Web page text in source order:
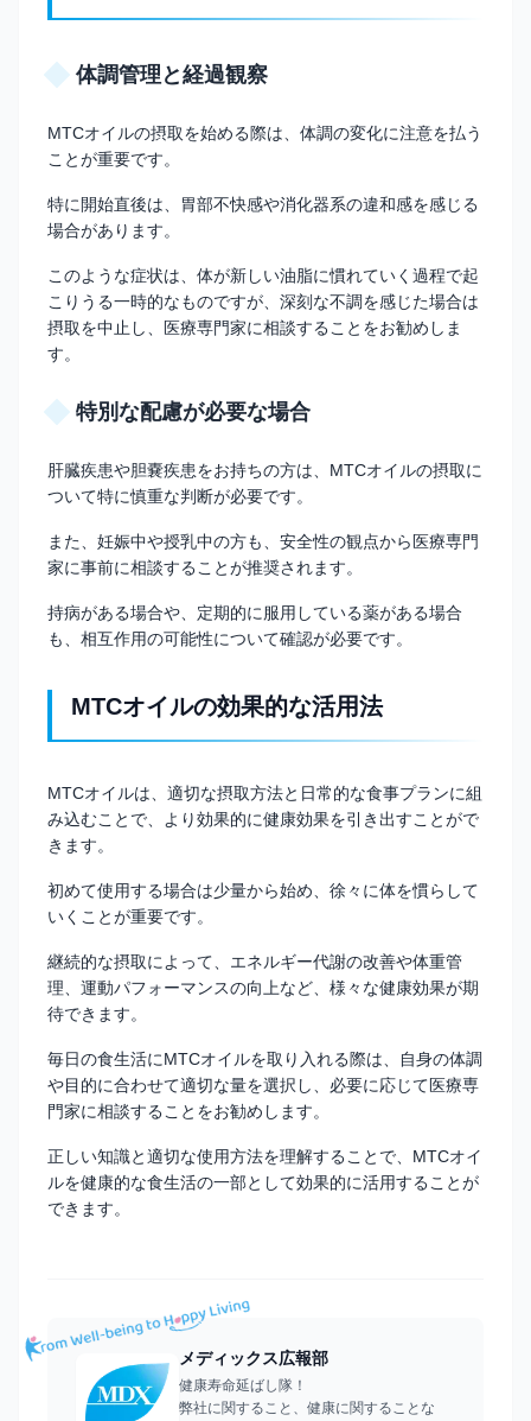
体調管理と経過観察
MTCオイルの摂取を始める際は、体調の変化に注意を払う
ことが重要です。
特に開始直後は、胃部不快感や消化器系の違和感を感じる
場合があります。
このような症状は、体が新しい油脂に慣れていく過程で起
こりうる一時的なものですが、深刻な不調を感じた場合は
摂取を中止し、医療専門家に相談することをお勧めしま
す。
特別な配慮が必要な場合
肝臓疾患や胆嚢疾患をお持ちの方は、MTCオイルの摂取に
ついて特に慎重な判断が必要です。
また、妊娠中や授乳中の方も、安全性の観点から医療専門
家に事前に相談することが推奨されます。
持病がある場合や、定期的に服用している薬がある場合
も、相互作用の可能性について確認が必要です。
MTCオイルの効果的な活用法
MTCオイルは、適切な摂取方法と日常的な食事プランに組
み込むことで、より効果的に健康効果を引き出すことがで
きます。
初めて使用する場合は少量から始め、徐々に体を慣らして
いくことが重要です。
継続的な摂取によって、エネルギー代謝の改善や体重管
理、運動パフォーマンスの向上など、様々な健康効果が期
待できます。
毎日の食生活にMTCオイルを取り入れる際は、自身の体調
や目的に合わせて適切な量を選択し、必要に応じて医療専
門家に相談することをお勧めします。
正しい知識と適切な使用方法を理解することで、MTCオイ
ルを健康的な食生活の一部として効果的に活用することが
できます。
メディックス広報部
健康寿命延ばし隊！
弊社に関すること、健康に関することな